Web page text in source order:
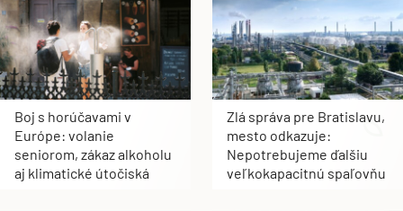
Boj s horúčavami v
Európe: volanie
seniorom, zákaz alkoholu
aj klimatické útočiská
Zlá správa pre Bratislavu,
mesto odkazuje:
Nepotrebujeme ďalšiu
veľkokapacitnú spaľovňu